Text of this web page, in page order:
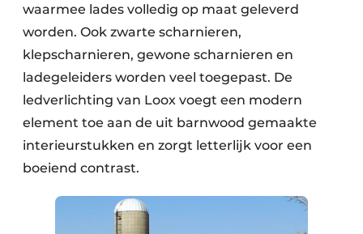
waarmee lades volledig op maat geleverd
worden. Ook zwarte scharnieren,
klepscharnieren, gewone scharnieren en
ladegeleiders worden veel toegepast. De
ledverlichting van Loox voegt een modern
element toe aan de uit barnwood gemaakte
interieurstukken en zorgt letterlijk voor een
boeiend contrast.